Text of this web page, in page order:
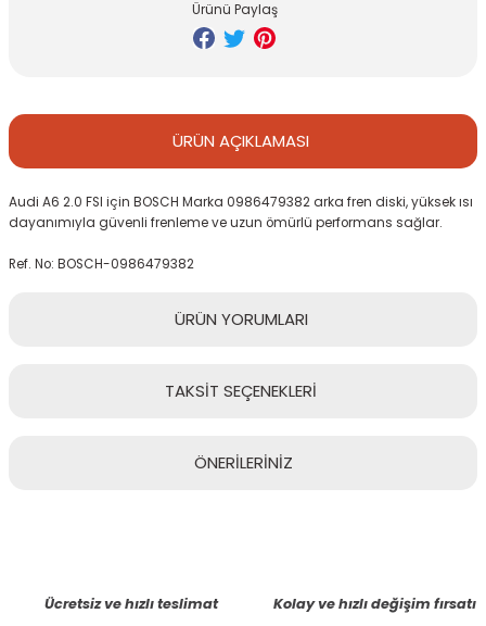
Ürünü Paylaş
ÜRÜN AÇIKLAMASI
Audi A6 2.0 FSI için BOSCH Marka 0986479382 arka fren diski, yüksek ısı
dayanımıyla güvenli frenleme ve uzun ömürlü performans sağlar.
Ref. No: BOSCH-0986479382
ÜRÜN YORUMLARI
TAKSİT SEÇENEKLERİ
ÖNERİLERİNİZ
Ücretsiz ve hızlı teslimat Kolay ve hızlı değişim fırsatı